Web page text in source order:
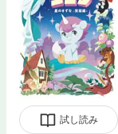
試し読み